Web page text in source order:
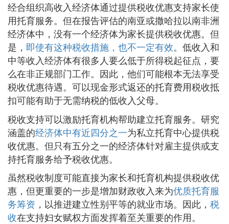
经合组织高收入经济体通过提供税收优惠支持家长使
用托育服务。但在报告评估的南亚或撒哈拉以南非洲
经济体中，没有一个经济体为家长提供税收优惠。但
是， 即使有这种税收措施，也不一定有效。低收入和
中等收入经济体有很多人要么低于所得税起征点，要
么在非正规部门工作。因此，他们可能根本无法享受
税收优惠待遇。可以现金形式返还的托育费用税收抵
扣可能有助于无需纳税的低收入父母。
税收支持可以激励托育机构帮助建立托育服务。研究
涵盖的经济体中有近四分之一为私立托育中心提供税
收优惠。但只有五分之一的经济体针对雇主提供或支
持托育服务给予税收优惠。
虽然税收制度可能直接为家长和托育机构提供税收优
惠，但更重要的一步是增加财政收入来为优质托育服
务筹资 ，以推进建立性别平等的就业市场。因此， 税
收在支持妇女赋权方面发挥着至关重要的作用。